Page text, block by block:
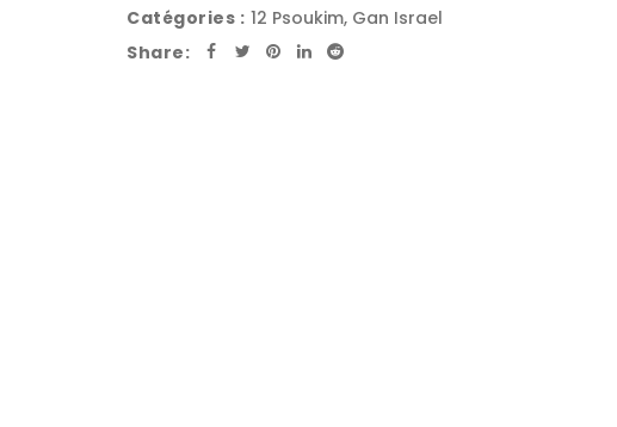
Catégories : 12 Psoukim, Gan Israel
Share: